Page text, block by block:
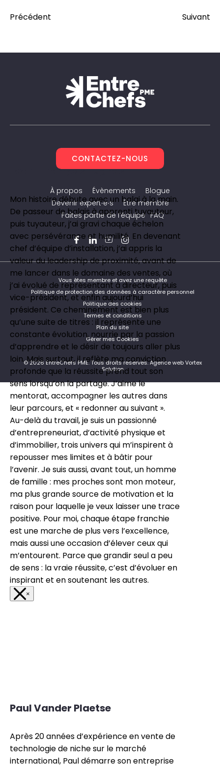
Précédent Suivant
CONTACTEZ-NOUS
À propos Évènements
Blogue
Devenir expert∙e∙s
Être membre
Faites partie de l’équipe FAQ
FacebookLinkedInYouTubeInstagram
Twitter
© 2026 EntreChefs PME.Tous droits réservés.Agence web Vortex
Solution
Vous êtes membre et avez une requête
Politique de protection des données à caractère personnel
Politique des cookies
Termes et conditions
Plan du site
Gérer mes Cookies
Jean-François Hughes
Mon histoire débute avec un balai à la main.
De passeur de balais à apprenti tuyauteur,
puis tuyauteur, j’ai gravi chaque échelon
avec persévérance et humilité. En devenant
chef d’équipe d’installation, j’ai appris la
valeur du leadership de proximité, avant de
me lancer dans le domaine des ventes, où
j’ai évolué de représentant à directeur, puis
vice-président, et enfin aujourd’hui
président. Ce cheminement est bien plus
qu’une suite de titres : il représente une
constante évolution, nourrie par la passion
d’apprendre et le désir de toujours aller plus
loin. Mais surtout, il reflète ma conviction
profonde que la réussite prend tout son
sens lorsqu’on la partage. J’aime le
mentorat, accompagner les autres dans
leur parcours, et « redonner au suivant ».
Au-delà du travail, je suis un passionné
d’entrepreneuriat, d’activité physique et
d’immobilier, trois univers qui m’inspirent à
repousser mes limites et à bâtir pour
l’avenir. Je suis aussi, avant tout, un homme
de famille : mes proches sont mon moteur,
ma plus grande source de motivation et la
raison pour laquelle je veux laisser une trace
positive. Pour moi, chaque étape franchie
est une marche de plus vers l’excellence,
mais aussi une occasion d’élever ceux qui
m’entourent. Parce que grandir seul a peu
de sens : la vraie réussite, c’est d’évoluer en
inspirant et en soutenant les autres.
×
Paul Vander Plaetse
Après 20 années d’expérience en vente de
technologie de niche sur le marché
international, Paul démarre son entreprise